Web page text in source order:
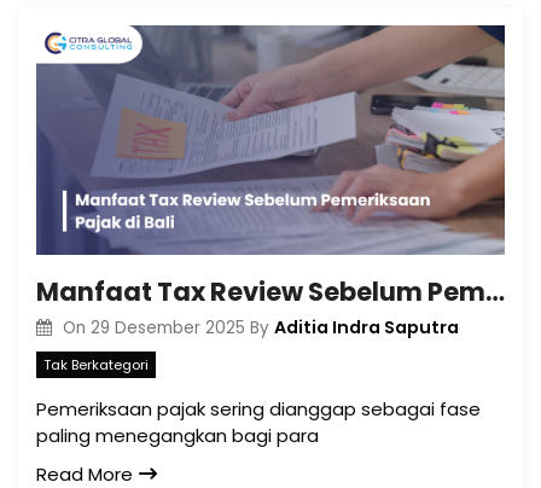
Manfaat Tax Review Sebelum Pemeriksaan Pajak di Bali
On 29 Desember 2025 By Aditia Indra Saputra
Tak Berkategori
Pemeriksaan pajak sering dianggap sebagai fase
paling menegangkan bagi para
Read More